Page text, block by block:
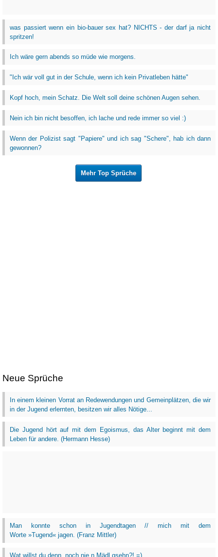
was passiert wenn ein bio-bauer sex hat? NICHTS - der darf ja nicht
spritzen!
Ich wäre gern abends so müde wie morgens.
"Ich wär voll gut in der Schule, wenn ich kein Privatleben hätte"
Kopf hoch, mein Schatz. Die Welt soll deine schönen Augen sehen.
Nein ich bin nicht besoffen, ich lache und rede immer so viel :)
Wenn der Polizist sagt "Papiere" und ich sag "Schere", hab ich dann
gewonnen?
Mehr Top Sprüche
Neue Sprüche
In einem kleinen Vorrat an Redewendungen und Gemeinplätzen, die wir
in der Jugend erlernten, besitzen wir alles Nötige...
Die Jugend hört auf mit dem Egoismus, das Alter beginnt mit dem
Leben für andere. (Hermann Hesse)
Man konnte schon in Jugendtagen // mich mit dem
Worte »Tugend« jagen. (Franz Mittler)
Wat willst du denn, noch nie n Mädl gsehn?! =)